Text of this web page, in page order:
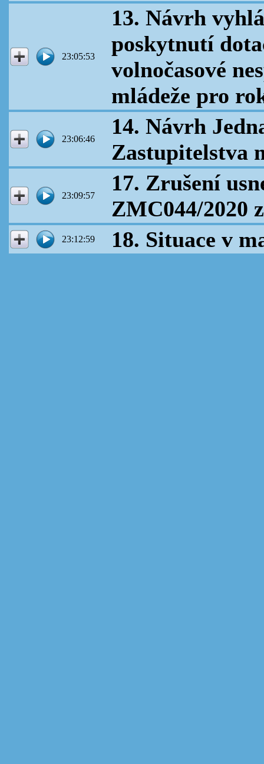
23:05:53
13. Návrh
poskytnutí
volnočasové
mládeže pro
23:06:46
14. Návrh
Zastupitelstva
23:09:57
17. Zrušení
ZMC044/2020
23:12:59 18. Situace v